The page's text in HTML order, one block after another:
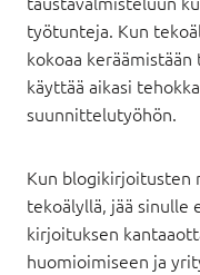
työtunteja. Kun
kokoaa
käyttää aikasi
suunnittelutyöhön.
Kun blogikirjoitusten
tekoälyllä, jää sinulle
kirjoituksen
huomioimiseen ja